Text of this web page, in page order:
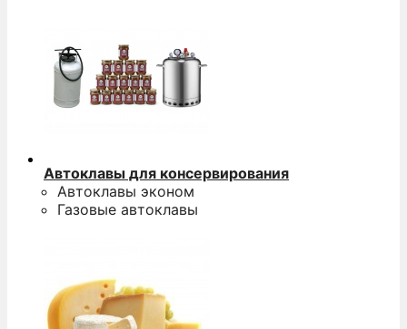
Автоклавы для консервирования
Автоклавы эконом
Газовые автоклавы